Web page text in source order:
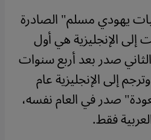
يهودي مسلم" الصادرة
إلى الإنجليزية هي أول
صدر بعد أربع سنوات
إلى الإنجليزية عام
العودة" صدر في العام نفسه،
فقط.